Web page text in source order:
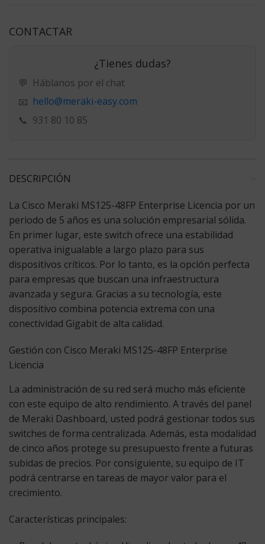
CONTACTAR
¿Tienes dudas?
💬 Háblanos por el chat
📧 hello@meraki-easy.com
📞 931 80 10 85
DESCRIPCIÓN
La Cisco Meraki MS125-48FP Enterprise Licencia por un
periodo de 5 años es una solución empresarial sólida.
En primer lugar, este switch ofrece una estabilidad
operativa inigualable a largo plazo para sus
dispositivos críticos. Por lo tanto, es la opción perfecta
para empresas que buscan una infraestructura
avanzada y segura. Gracias a su tecnología, este
dispositivo combina potencia extrema con una
conectividad Gigabit de alta calidad.
Gestión con Cisco Meraki MS125-48FP Enterprise
Licencia
La administración de su red será mucho más eficiente
con este equipo de alto rendimiento. A través del panel
de Meraki Dashboard, usted podrá gestionar todos sus
switches de forma centralizada. Además, esta modalidad
de cinco años protege su presupuesto frente a futuras
subidas de precios. Por consiguiente, su equipo de IT
podrá centrarse en tareas de mayor valor para el
crecimiento.
Características principales: